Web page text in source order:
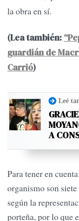
la obra en sí.
(Lea también:
guardián de
Carrió)
Leé
A
Para tener en
organismo son
según la
porteña, por lo que